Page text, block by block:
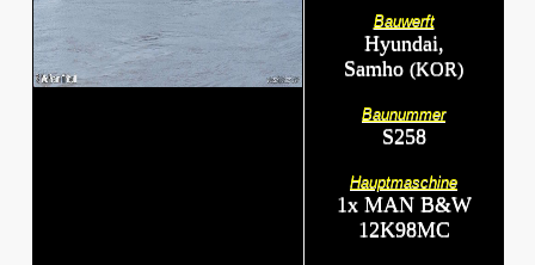
Bauwerft
Hyundai,
Samho (KOR)
Baunummer
S258
Hauptmaschine
1x MAN B&W
12K98MC